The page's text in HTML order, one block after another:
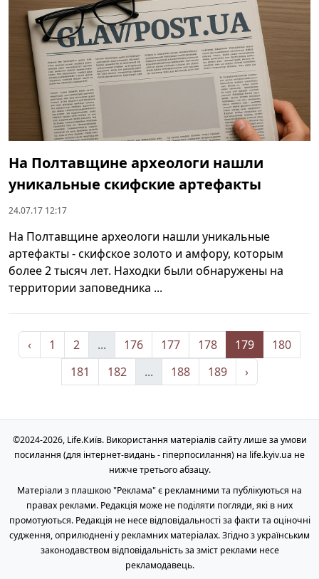
На Полтавщине археологи нашли
уникальные скифские артефакты
24.07.17 12:17
На Полтавщине археологи нашли уникальные
артефакты - скифское золото и амфору, которым
более 2 тысяч лет. Находки были обнаружены на
территории заповедника ...
‹ 1 2 ... 176 177 178 179
180
181
182 ... 188 189 ›
©2024-2026, Life.Київ. Використання матеріалів сайту лише за умови
посилання (для інтернет-видань - гіперпосилання) на life.kyiv.ua не
нижче третього абзацу.
Матеріали з плашкою "Реклама" є рекламними та публікуються на
правах реклами. Редакція може не поділяти погляди, які в них
промотуються. Редакція не несе відповідальності за факти та оціночні
судження, оприлюднені у рекламних матеріалах. Згідно з українським
законодавством відповідальність за зміст реклами несе
рекламодавець.